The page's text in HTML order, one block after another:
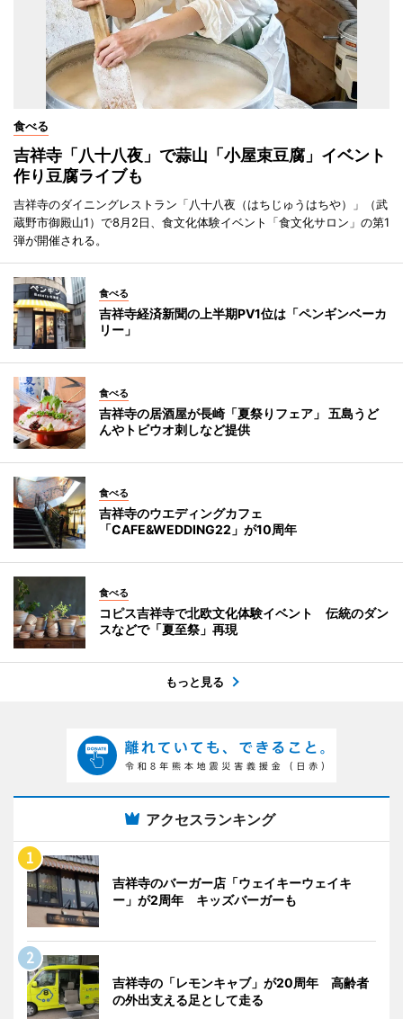
食べる
吉祥寺「八十八夜」で蒜山「小屋束豆腐」イベント
作り豆腐ライブも
吉祥寺のダイニングレストラン「八十八夜（はちじゅうはちや）」（武
蔵野市御殿山1）で8月2日、食文化体験イベント「食文化サロン」の第1
弾が開催される。
食べる
吉祥寺経済新聞の上半期PV1位は「ペンギンベーカ
リー」
食べる
吉祥寺の居酒屋が長崎「夏祭りフェア」 五島うど
んやトビウオ刺しなど提供
食べる
吉祥寺のウエディングカフェ
「CAFE&WEDDING22」が10周年
食べる
コピス吉祥寺で北欧文化体験イベント 伝統のダン
スなどで「夏至祭」再現
もっと見る
アクセスランキング
吉祥寺のバーガー店「ウェイキーウェイキ
ー」が2周年 キッズバーガーも
吉祥寺の「レモンキャブ」が20周年 高齢者
の外出支える足として走る